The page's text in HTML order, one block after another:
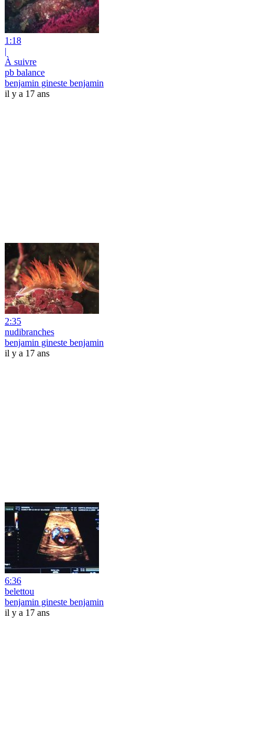
1:18
|
À suivre
pb balance
benjamin gineste benjamin
il y a 17 ans
2:35
nudibranches
benjamin gineste benjamin
il y a 17 ans
6:36
belettou
benjamin gineste benjamin
il y a 17 ans